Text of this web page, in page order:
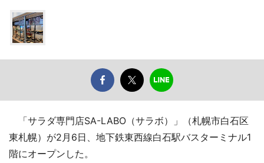
「サラダ専門店SA-LABO（サラボ）」（札幌市白石区
東札幌）が2月6日、地下鉄東西線白石駅バスターミナル1
階にオープンした。